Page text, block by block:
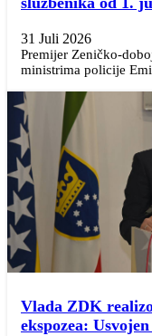
31 Juli 2026
Premijer Zeničko-
ministrima policije
Vlada ZDK
ekspozea: